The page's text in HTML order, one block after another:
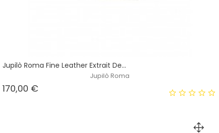
Jupilò Roma Fine Leather Extrait De...
Jupilò Roma
170,00 €Prezzo